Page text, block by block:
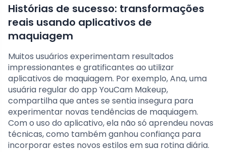
Histórias de sucesso: transformações
reais usando aplicativos de
maquiagem
Muitos usuários experimentam resultados
impressionantes e gratificantes ao utilizar
aplicativos de maquiagem. Por exemplo, Ana, uma
usuária regular do app YouCam Makeup,
compartilha que antes se sentia insegura para
experimentar novas tendências de maquiagem.
Com o uso do aplicativo, ela não só aprendeu novas
técnicas, como também ganhou confiança para
incorporar estes novos estilos em sua rotina diária.